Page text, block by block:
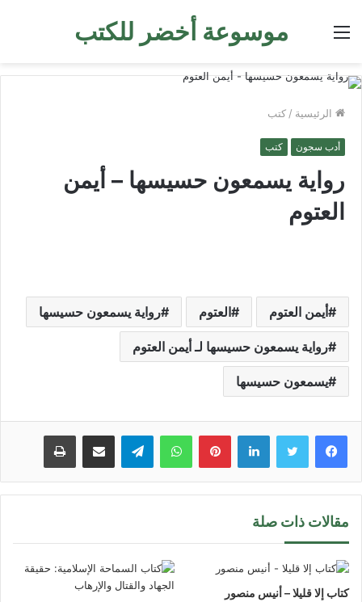
موسوعة أخضر للكتب القائمة
الرئيسية / كتب
أدب سجون كتب
رواية يسمعون حسيسها – أيمن
العتوم
أيمن العتوم العتوم رواية يسمعون حسيسها
رواية يسمعون حسيسها لـ أيمن العتوم
يسمعون حسيسها
لينكدإن بينتيريستواتساب تيلقرام مشاركة عبر البريد طباعة
مقالات ذات صلة
كتاب إلا قليلا – أنيس منصور